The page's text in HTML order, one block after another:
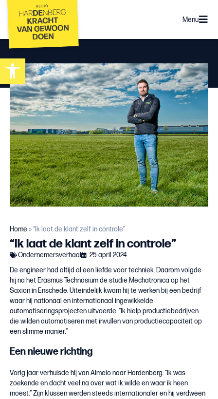
Toolbar openen
Menu
Home »“Ik laat de klant zelf in controle”
“Ik laat de klant zelf in controle”
Ondernemersverhaal
25 april 2024
De engineer had altijd al een liefde voor techniek. Daarom volgde
hij na het Erasmus Technasium de studie Mechatronica op het
Saxion in Enschede. Uiteindelijk kwam hij te werken bij een bedrijf
waar hij nationaal en internationaal ingewikkelde
automatiseringsprojecten uitvoerde. “Ik hielp productiebedrijven
die wilden automatiseren met invullen van productiecapaciteit op
een slimme manier.”
Een nieuwe richting
Vorig jaar verhuisde hij van Almelo naar Hardenberg. “Ik was
zoekende en dacht veel na over wat ik wilde en waar ik heen
moest.” Zijn klussen werden steeds internationaler en hij verdween